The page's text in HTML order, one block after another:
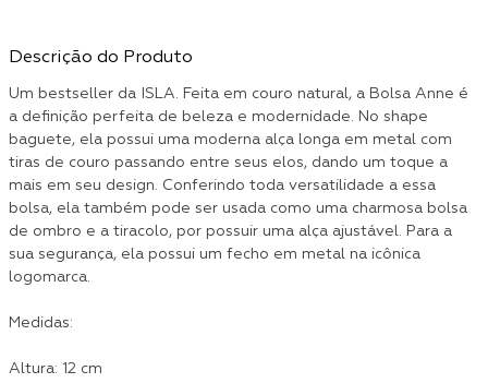
Descrição do Produto
Um bestseller da ISLA. Feita em couro natural, a Bolsa Anne é
a definição perfeita de beleza e modernidade. No shape
baguete, ela possui uma moderna alça longa em metal com
tiras de couro passando entre seus elos, dando um toque a
mais em seu design. Conferindo toda versatilidade a essa
bolsa, ela também pode ser usada como uma charmosa bolsa
de ombro e a tiracolo, por possuir uma alça ajustável. Para a
sua segurança, ela possui um fecho em metal na icônica
logomarca.
Medidas:
Altura: 12 cm